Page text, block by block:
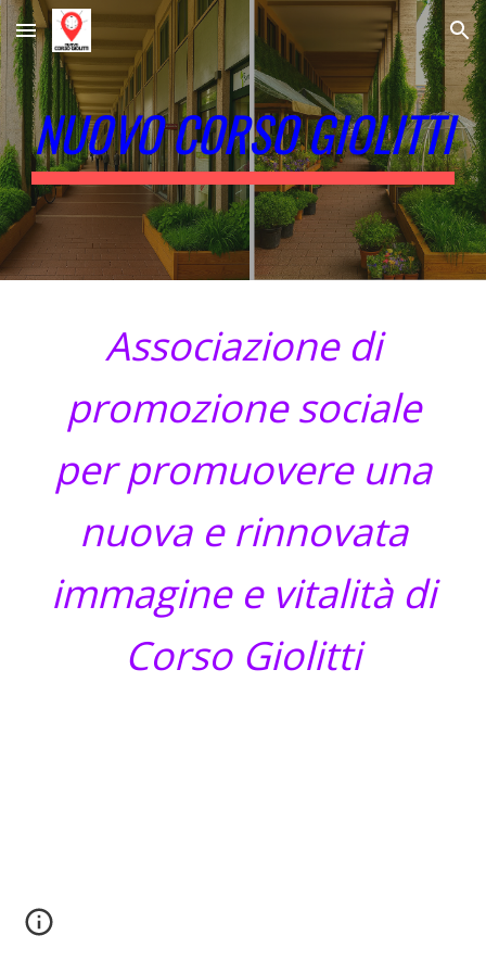
Skip to main content Skip to navigation
NUOVO CORSO GIOLITTI
Associazione di
promozione sociale
per promuovere una
nuova e rinnovata
immagine e vitalità di
Corso Giolitti